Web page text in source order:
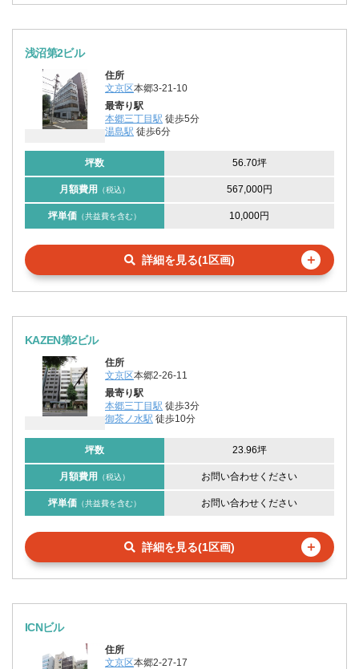
浅沼第2ビル
住所
文京区本郷3-21-10
最寄り駅
本郷三丁目駅 徒歩5分
湯島駅 徒歩6分
坪数 56.70坪
月額費用 （税込） 567,000円
坪単価 （共益費を含む） 10,000円
詳細を見る(1区画) ＋
KAZEN第2ビル
住所
文京区本郷2-26-11
最寄り駅
本郷三丁目駅 徒歩3分
御茶ノ水駅 徒歩10分
坪数 23.96坪
月額費用 （税込） お問い合わせください
坪単価 （共益費を含む） お問い合わせください
詳細を見る(1区画) ＋
ICNビル
住所
文京区本郷2-27-17